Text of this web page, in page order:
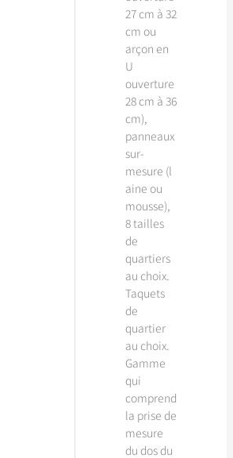
27 cm à 32
cm ou
arçon en
U
ouverture
28 cm à 36
cm),
panneaux
sur-
mesure (l
aine ou
mousse),
8 tailles
de
quartiers
au choix.
Taquets
de
quartier
au choix.
Gamme
qui
comprend
la prise de
mesure
du dos du